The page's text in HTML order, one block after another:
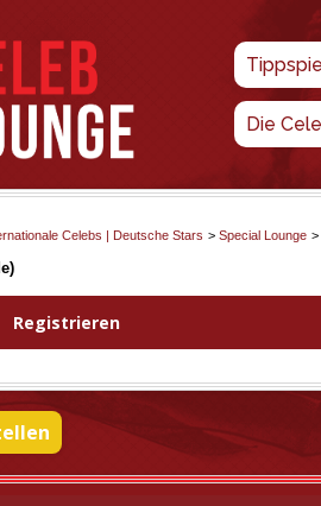
Die
Celebs | Deutsche Stars > Special Lounge >
Registrieren